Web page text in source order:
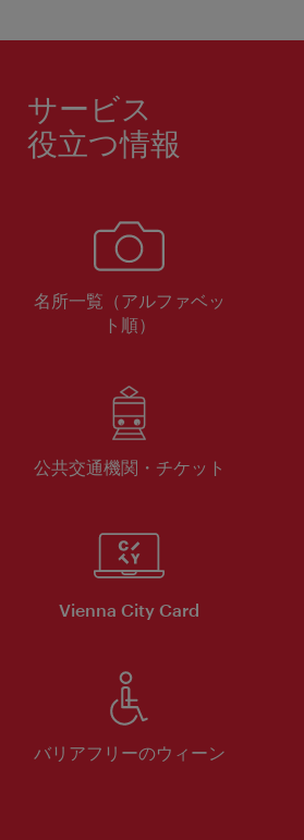
サービス
役立つ情報
名所一覧（アルファベッ
ト順）
公共交通機関・チケット
Vienna City Card
バリアフリーのウィーン